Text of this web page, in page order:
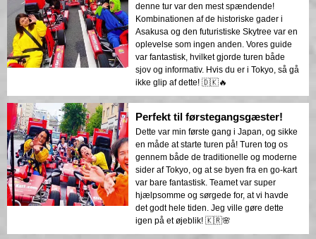
denne tur var den mest spændende!
Kombinationen af de historiske gader i
Asakusa og den futuristiske Skytree var en
oplevelse som ingen anden. Vores guide
var fantastisk, hvilket gjorde turen både
sjov og informativ. Hvis du er i Tokyo, så gå
ikke glip af dette! 🇩🇰🔥
Perfekt til førstegangsgæster!
Dette var min første gang i Japan, og sikke
en måde at starte turen på! Turen tog os
gennem både de traditionelle og moderne
sider af Tokyo, og at se byen fra en go-kart
var bare fantastisk. Teamet var super
hjælpsomme og sørgede for, at vi havde
det godt hele tiden. Jeg ville gøre dette
igen på et øjeblik! 🇰🇷🌸